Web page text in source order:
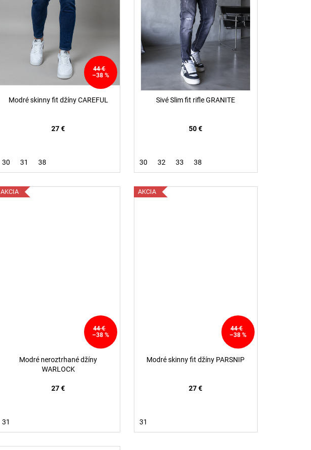
44 €
–38 %
Modré skinny fit džíny CAREFUL
27 €
30 31 38
Sivé Slim fit rifle GRANITE
50 €
30 32 33 38
AKCIA
44 €
–38 %
Modré neroztrhané džíny
WARLOCK
27 €
31
AKCIA
44 €
–38 %
Modré skinny fit džíny PARSNIP
27 €
31